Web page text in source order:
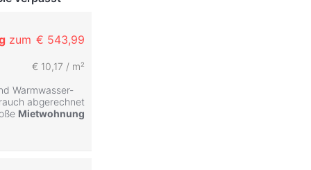
zum € 543,99
€ 10,17 / m²
Warmwasser-
abgerechnet
Mietwohnung